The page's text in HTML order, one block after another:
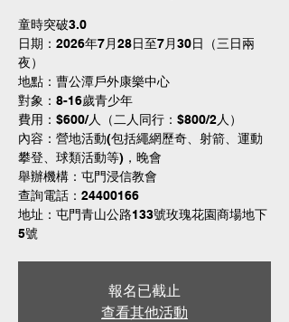
童時突破3.0
日期：2026年7月28日至7月30日（三日兩
夜）
地點：曹公潭戶外康樂中心
對象：8-16歲青少年
費用：$600/人（二人同行：$800/2人）
內容：營地活動(包括繩網歷奇、射箭、運動
攀登、球類活動等)，晚會
舉辦機構：屯門浸信教會
查詢電話：24400166
地址：屯門青山公路133號玫瑰花園商場地下
5號
報名已截止
查看其他活動